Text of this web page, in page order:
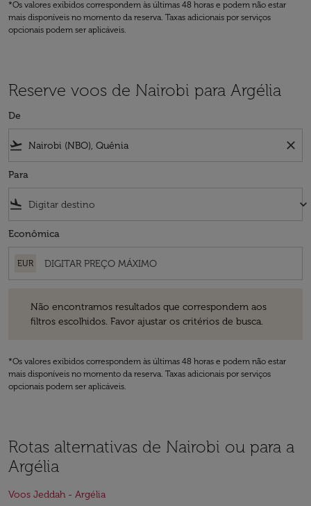
*Os valores exibidos correspondem às últimas 48 horas e podem não estar
mais disponíveis no momento da reserva. Taxas adicionais por serviços
opcionais podem ser aplicáveis.
Reserve voos de Nairobi para Argélia
De
flight_takeoff close
Para
flight_land keyboard_arrow_down
Econômica
EUR
Não encontramos resultados que correspondem aos
filtros escolhidos. Favor ajustar os critérios de busca.
*Os valores exibidos correspondem às últimas 48 horas e podem não estar
mais disponíveis no momento da reserva. Taxas adicionais por serviços
opcionais podem ser aplicáveis.
Rotas alternativas de Nairobi ou para a
Argélia
Voos Jeddah - Argélia